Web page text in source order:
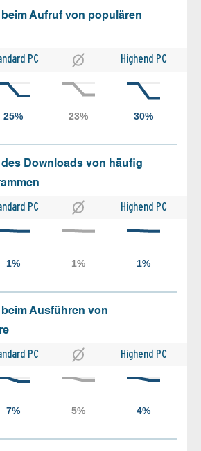
Aufruf von populären
PC Highend PC
Downloads von häufig
PC Highend PC
Ausführen von
PC Highend PC